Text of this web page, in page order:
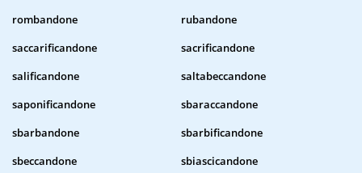
rombandone
rubandone
saccarificandone
sacrificandone
salificandone
saltabeccandone
saponificandone
sbaraccandone
sbarbandone
sbarbificandone
sbeccandone
sbiascicandone